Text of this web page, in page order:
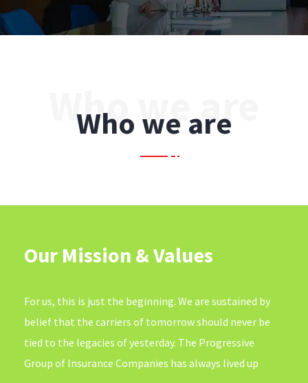
Who we are
Our Mission & Values
For us, this is just the beginning. We are sustained by
belief that the carriers of tomorrow should never be
tied to the legacies of yesterday. The Progressive
Group of Insurance Companies has always lived up